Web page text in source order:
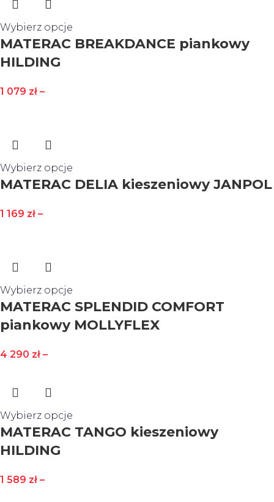
Wybierz opcje
MATERAC BREAKDANCE piankowy
HILDING
1 079 zł –
Wybierz opcje
MATERAC DELIA kieszeniowy JANPOL
1 169 zł –
Wybierz opcje
MATERAC SPLENDID COMFORT
piankowy MOLLYFLEX
4 290 zł –
Wybierz opcje
MATERAC TANGO kieszeniowy
HILDING
1 589 zł –